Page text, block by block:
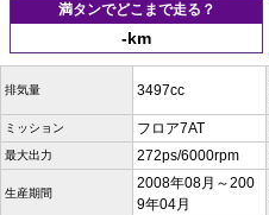
満タンでどこまで走る？
-km
排気量 3497cc
ミッション フロア7AT
最大出力 272ps/6000rpm
生産期間
2008年08月～200
9年04月